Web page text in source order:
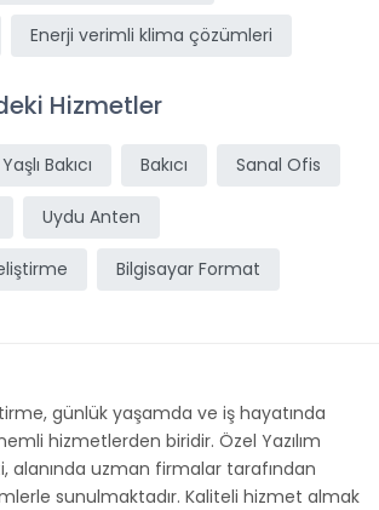
Enerji verimli klima çözümleri
Hizmetler
Yaşlı Bakıcı Bakıcı Sanal Ofis
Uydu Anten
Bilgisayar Format
günlük yaşamda ve iş hayatında
hizmetlerden biridir. Özel Yazılım
alanında uzman firmalar tarafından
sunulmaktadır. Kaliteli hizmet almak